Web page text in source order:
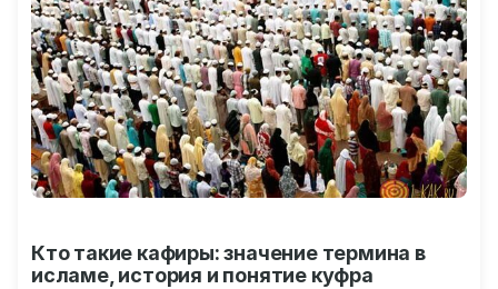
Кто такие кафиры: значение термина в
исламе, история и понятие куфра